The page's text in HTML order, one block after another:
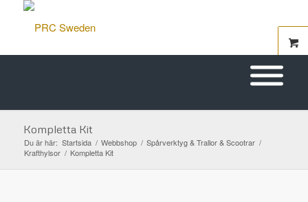
Kompletta Kit
Du är här: Startsida / Webbshop / Spårverktyg & Trallor & Scootrar /
Krafthylsor / Kompletta Kit